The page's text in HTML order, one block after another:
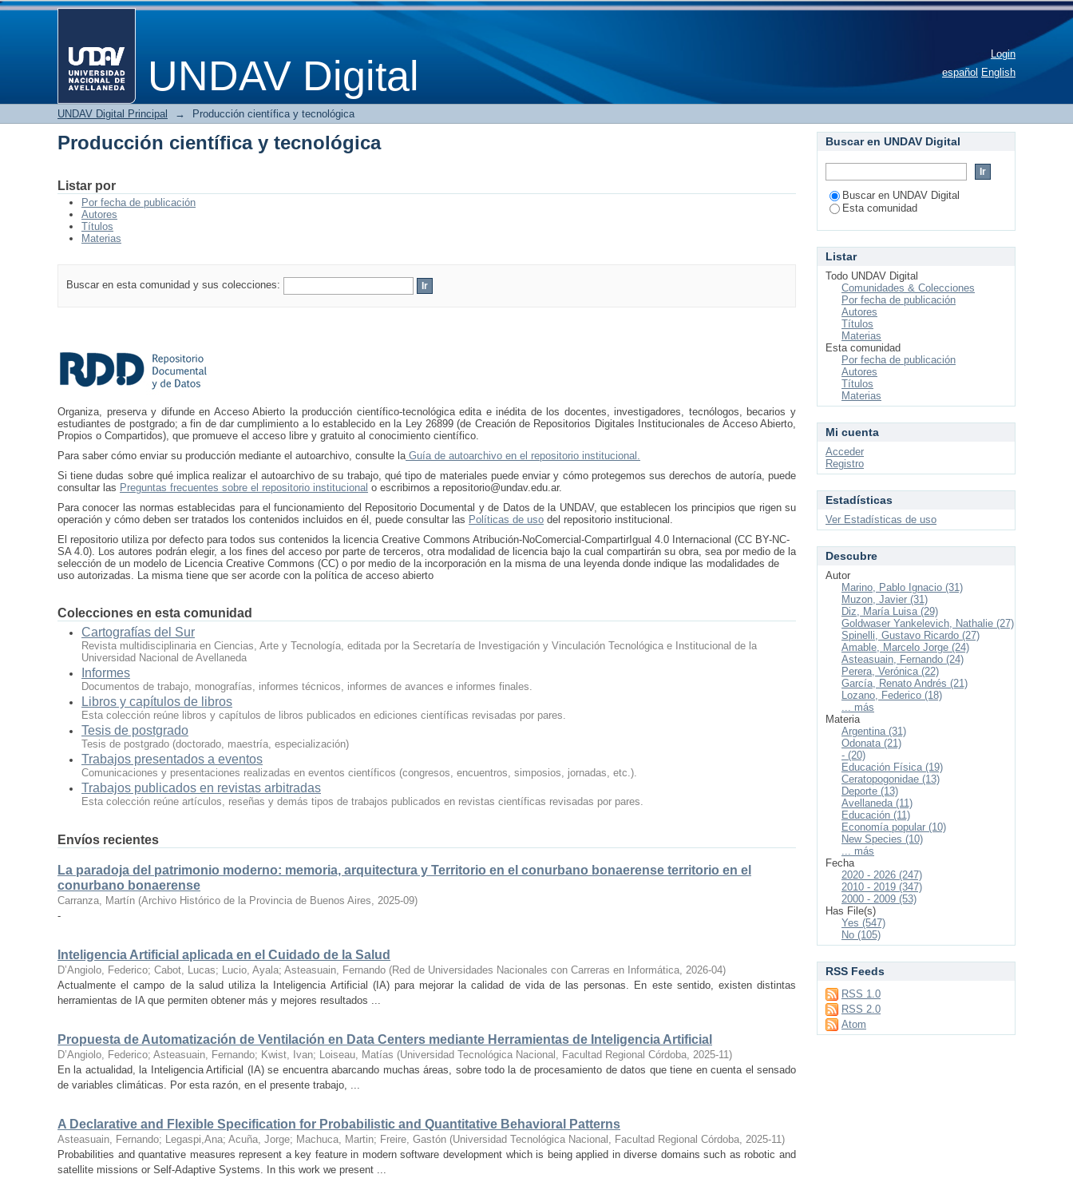
UNDAV Digital
Producción científica y tecnológica
Login
español English
UNDAV Digital Principal → Producción científica y tecnológica
Producción científica y tecnológica
Listar por
Por fecha de publicación
Autores
Títulos
Materias
Buscar en esta comunidad y sus colecciones:
Organiza, preserva y difunde en Acceso Abierto la producción científico-tecnológica edita e inédita de los docentes, investigadores, tecnólogos, becarios y
estudiantes de postgrado; a fin de dar cumplimiento a lo establecido en la Ley 26899 (de Creación de Repositorios Digitales Institucionales de Acceso Abierto,
Propios o Compartidos), que promueve el acceso libre y gratuito al conocimiento científico.
Para saber cómo enviar su producción mediante el autoarchivo, consulte laGuía de autoarchivo en el repositorio institucional.
Si tiene dudas sobre qué implica realizar el autoarchivo de su trabajo, qué tipo de materiales puede enviar y cómo protegemos sus derechos de autoría, puede
consultar las Preguntas frecuentes sobre el repositorio institucional o escribirnos a repositorio@undav.edu.ar.
Para conocer las normas establecidas para el funcionamiento del Repositorio Documental y de Datos de la UNDAV, que establecen los principios que rigen su
operación y cómo deben ser tratados los contenidos incluidos en él, puede consultar las Políticas de uso del repositorio institucional.
El repositorio utiliza por defecto para todos sus contenidos la licencia Creative Commons Atribución-NoComercial-CompartirIgual 4.0 Internacional (CC BY-NC-
SA 4.0). Los autores podrán elegir, a los fines del acceso por parte de terceros, otra modalidad de licencia bajo la cual compartirán su obra, sea por medio de la
selección de un modelo de Licencia Creative Commons (CC) o por medio de la incorporación en la misma de una leyenda donde indique las modalidades de
uso autorizadas. La misma tiene que ser acorde con la política de acceso abierto
Colecciones en esta comunidad
Cartografías del Sur
Revista multidisciplinaria en Ciencias, Arte y Tecnología, editada por la Secretaría de Investigación y Vinculación Tecnológica e Institucional de la
Universidad Nacional de Avellaneda
Informes
Documentos de trabajo, monografías, informes técnicos, informes de avances e informes finales.
Libros y capítulos de libros
Esta colección reúne libros y capítulos de libros publicados en ediciones científicas revisadas por pares.
Tesis de postgrado
Tesis de postgrado (doctorado, maestría, especialización)
Trabajos presentados a eventos
Comunicaciones y presentaciones realizadas en eventos científicos (congresos, encuentros, simposios, jornadas, etc.).
Trabajos publicados en revistas arbitradas
Esta colección reúne artículos, reseñas y demás tipos de trabajos publicados en revistas científicas revisadas por pares.
Envíos recientes
La paradoja del patrimonio moderno: memoria, arquitectura y Territorio en el conurbano bonaerense territorio en el
conurbano bonaerense
Carranza, Martín (Archivo Histórico de la Provincia de Buenos Aires, 2025-09)
-
Inteligencia Artificial aplicada en el Cuidado de la Salud
D’Angiolo, Federico; Cabot, Lucas; Lucio, Ayala; Asteasuain, Fernando (Red de Universidades Nacionales con Carreras en Informática, 2026-04)
Actualmente el campo de la salud utiliza la Inteligencia Artificial (IA) para mejorar la calidad de vida de las personas. En este sentido, existen distintas
herramientas de IA que permiten obtener más y mejores resultados ...
Propuesta de Automatización de Ventilación en Data Centers mediante Herramientas de Inteligencia Artificial
D’Angiolo, Federico; Asteasuain, Fernando; Kwist, Ivan; Loiseau, Matías (Universidad Tecnológica Nacional, Facultad Regional Córdoba, 2025-11)
En la actualidad, la Inteligencia Artificial (IA) se encuentra abarcando muchas áreas, sobre todo la de procesamiento de datos que tiene en cuenta el sensado
de variables climáticas. Por esta razón, en el presente trabajo, ...
A Declarative and Flexible Specification for Probabilistic and Quantitative Behavioral Patterns
Asteasuain, Fernando; Legaspi,Ana; Acuña, Jorge; Machuca, Martin; Freire, Gastón (Universidad Tecnológica Nacional, Facultad Regional Córdoba, 2025-11)
Probabilities and quantative measures represent a key feature in modern software development which is being applied in diverse domains such as robotic and
satellite missions or Self-Adaptive Systems. In this work we present ...
Buscar en UNDAV Digital
Buscar en UNDAV Digital
Esta comunidad
Listar
Todo UNDAV Digital
Comunidades & Colecciones
Por fecha de publicación
Autores
Títulos
Materias
Esta comunidad
Por fecha de publicación
Autores
Títulos
Materias
Mi cuenta
Acceder
Registro
Estadísticas
Ver Estadísticas de uso
Descubre
Autor
Marino, Pablo Ignacio (31)
Muzon, Javier (31)
Diz, María Luisa (29)
Goldwaser Yankelevich, Nathalie (27)
Spinelli, Gustavo Ricardo (27)
Amable, Marcelo Jorge (24)
Asteasuain, Fernando (24)
Perera, Verónica (22)
García, Renato Andrés (21)
Lozano, Federico (18)
... más
Materia
Argentina (31)
Odonata (21)
- (20)
Educación Física (19)
Ceratopogonidae (13)
Deporte (13)
Avellaneda (11)
Educación (11)
Economía popular (10)
New Species (10)
... más
Fecha
2020 - 2026 (247)
2010 - 2019 (347)
2000 - 2009 (53)
Has File(s)
Yes (547)
No (105)
RSS Feeds
RSS 1.0
RSS 2.0
Atom